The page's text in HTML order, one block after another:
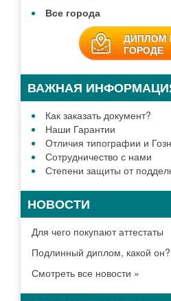
Все города
ДИПЛОМ
ГОРОДЕ
ВАЖНАЯ
Как заказать документ?
Наши Гарантии
Отличия типографии и
Сотрудничество с нами
Степени защиты от
НОВОСТИ
Для чего покупают аттестаты
Подлинный диплом, какой он?
Смотреть все новости »